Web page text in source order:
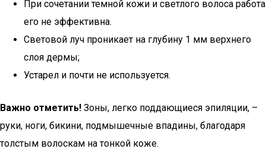
При сочетании темной кожи и светлого волоса работа
его не эффективна.
Световой луч проникает на глубину 1 мм верхнего
слоя дермы;
Устарел и почти не используется.
Важно отметить! Зоны, легко поддающиеся эпиляции, –
руки, ноги, бикини, подмышечные впадины, благодаря
толстым волоскам на тонкой коже.